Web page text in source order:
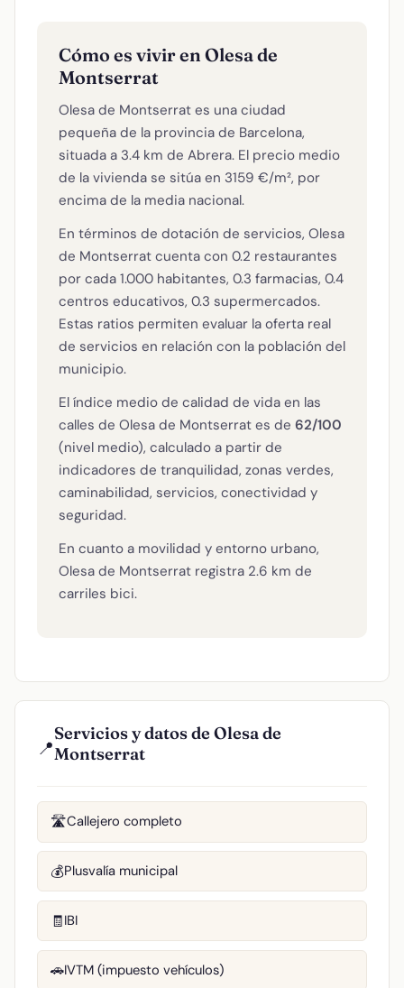
Cómo es vivir en Olesa de
Montserrat
Olesa de Montserrat es una ciudad
pequeña de la provincia de Barcelona,
situada a 3.4 km de Abrera. El precio medio
de la vivienda se sitúa en 3159 €/m², por
encima de la media nacional.
En términos de dotación de servicios, Olesa
de Montserrat cuenta con 0.2 restaurantes
por cada 1.000 habitantes, 0.3 farmacias, 0.4
centros educativos, 0.3 supermercados.
Estas ratios permiten evaluar la oferta real
de servicios en relación con la población del
municipio.
El índice medio de calidad de vida en las
calles de Olesa de Montserrat es de 62/100
(nivel medio), calculado a partir de
indicadores de tranquilidad, zonas verdes,
caminabilidad, servicios, conectividad y
seguridad.
En cuanto a movilidad y entorno urbano,
Olesa de Montserrat registra 2.6 km de
carriles bici.
📍
Servicios y datos de Olesa de
Montserrat
🛣️Callejero completo
💰Plusvalía municipal
🧾IBI
🚗IVTM (impuesto vehículos)